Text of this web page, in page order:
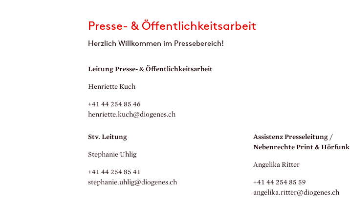
Presse- & Öffentlichkeitsarbeit
Herzlich Willkommen im Pressebereich​!
Leitung Presse- & Öffentlichkeitsarbeit
Henriette Kuch
+41 44 254 85 46
henriette.kuch@diogenes.ch
Stv. Leitung
Stephanie Uhlig
+41 44 254 85 41
stephanie.uhlig@diogenes.ch
Assistenz Presseleitung /
Nebenrechte Print & Hörfunk
Angelika Ritter
+41 44 254 85 59
angelika.ritter@diogenes.ch